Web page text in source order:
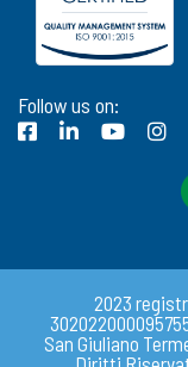
Follow us on:
2023
San Giuliano